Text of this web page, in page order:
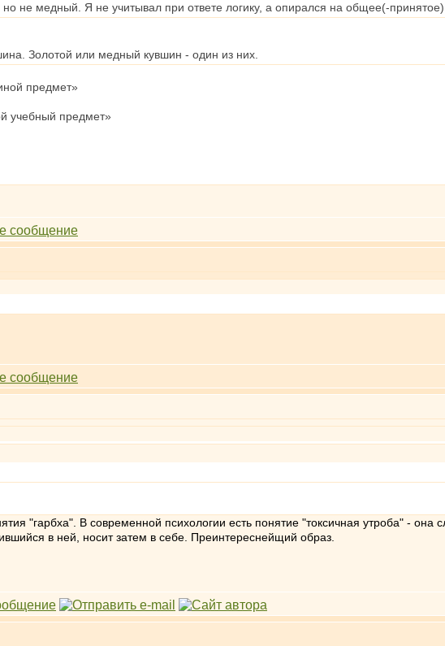
но не медный. Я не учитывал при ответе логику, а опирался на общее(-принятое)
Золотой или медный кувшин - один из них.
предмет»
учебный предмет»
"гарбха". В современной психологии есть понятие "токсичная утроба" - она
в ней, носит затем в себе. Преинтереснейщий образ.